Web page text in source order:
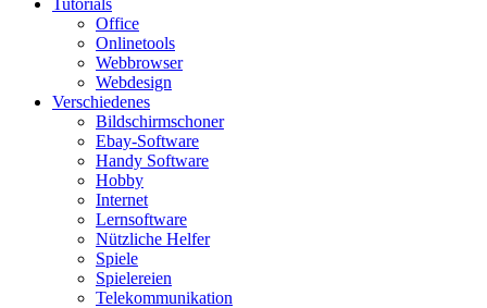
Office
Onlinetools
Webbrowser
Webdesign
Verschiedenes
Bildschirmschoner
Ebay-Software
Handy Software
Hobby
Internet
Lernsoftware
Nützliche Helfer
Spiele
Spielereien
Telekommunikation